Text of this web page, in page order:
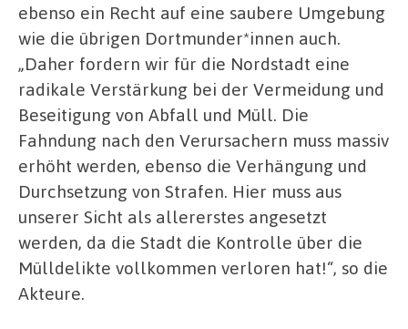
ebenso ein Recht auf eine saubere Umgebung
wie die übrigen Dortmunder*innen auch.
„Daher fordern wir für die Nordstadt eine
radikale Verstärkung bei der Vermeidung und
Beseitigung von Abfall und Müll. Die
Fahndung nach den Verursachern muss massiv
erhöht werden, ebenso die Verhängung und
Durchsetzung von Strafen. Hier muss aus
unserer Sicht als allererstes angesetzt
werden, da die Stadt die Kontrolle über die
Mülldelikte vollkommen verloren hat!“, so die
Akteure.